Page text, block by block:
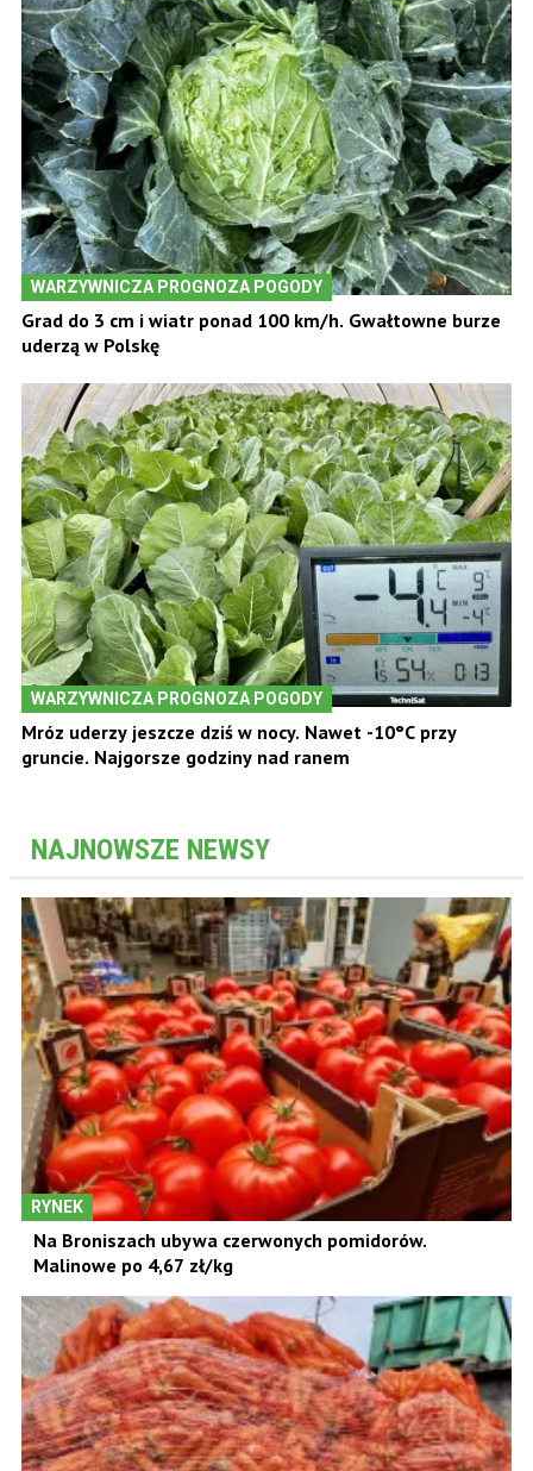
WARZYWNICZA PROGNOZA POGODY
Grad do 3 cm i wiatr ponad 100 km/h. Gwałtowne burze
uderzą w Polskę
WARZYWNICZA PROGNOZA POGODY
Mróz uderzy jeszcze dziś w nocy. Nawet -10°C przy
gruncie. Najgorsze godziny nad ranem
NAJNOWSZE NEWSY
RYNEK
Na Broniszach ubywa czerwonych pomidorów.
Malinowe po 4,67 zł/kg